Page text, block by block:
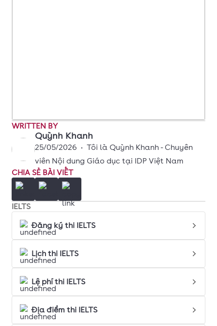
WRITTEN BY
Quỳnh Khanh
25/05/2026 • Tôi là Quỳnh Khanh - Chuyên
viên Nội dung Giáo dục tại IDP Việt Nam
CHIA SẺ BÀI VIẾT
IELTS
Đăng ký thi IELTS
Lịch thi IELTS
Lệ phí thi IELTS
Địa điểm thi IELTS